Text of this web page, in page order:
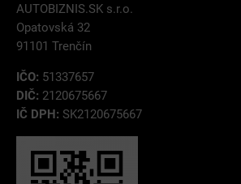
AUTOBIZNIS.SK s.r.o.
Opatovská 32
91101 Trenčín
IČO: 51337657
DIČ: 2120675667
IČ DPH: SK2120675667